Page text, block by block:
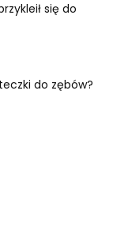
się do
do zębów?